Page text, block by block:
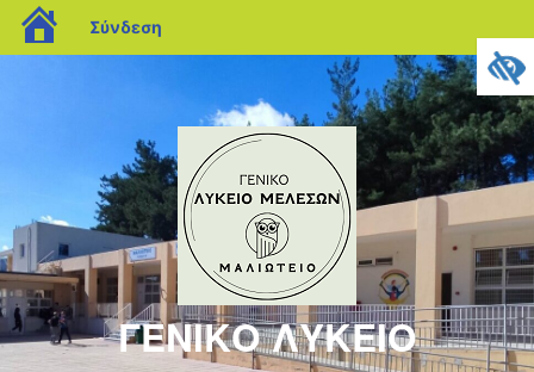
blogs.sch.gr
Σύνδεση
ΓΕΝΙΚΟ ΛΥΚΕΙΟ